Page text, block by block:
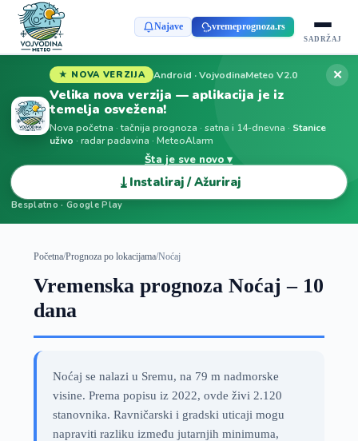
Najave vremeprognoza.rs
SADRŽAJ
★ NOVA VERZIJA Android · VojvodinaMeteo V2.0
Velika nova verzija — aplikacija je iz
temelja osvežena!
Nova početna · tačnija prognoza · satna i 14-dnevna · Stanice
uživo · radar padavina · MeteoAlarm
Šta je sve novo ▾
⤓ Instaliraj / Ažuriraj
Besplatno · Google Play
✕
Početna/Prognoza po lokacijama/Noćaj
Vremenska prognoza Noćaj – 10
dana
Noćaj se nalazi u Sremu, na 79 m nadmorske
visine. Prema popisu iz 2022, ovde živi 2.120
stanovnika. Ravničarski i gradski uticaji mogu
napraviti razliku između jutarnjih minimuma,